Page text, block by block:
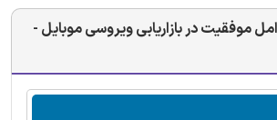
موفقیت در بازاریابی ویروسی موبایل -